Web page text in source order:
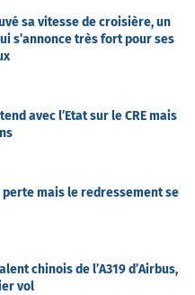
sa vitesse de croisière, un
s’annonce très fort pour ses
avec l’Etat sur le CRE mais
mais le redressement se
chinois de l’A319 d’Airbus,
vol